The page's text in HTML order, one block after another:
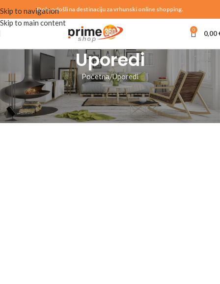
Skip to navigation
Skip to main content
Dobrodošli na destinaciju za vrhunski online shopping.
0 0,00
Uporedi
Početna Uporedi